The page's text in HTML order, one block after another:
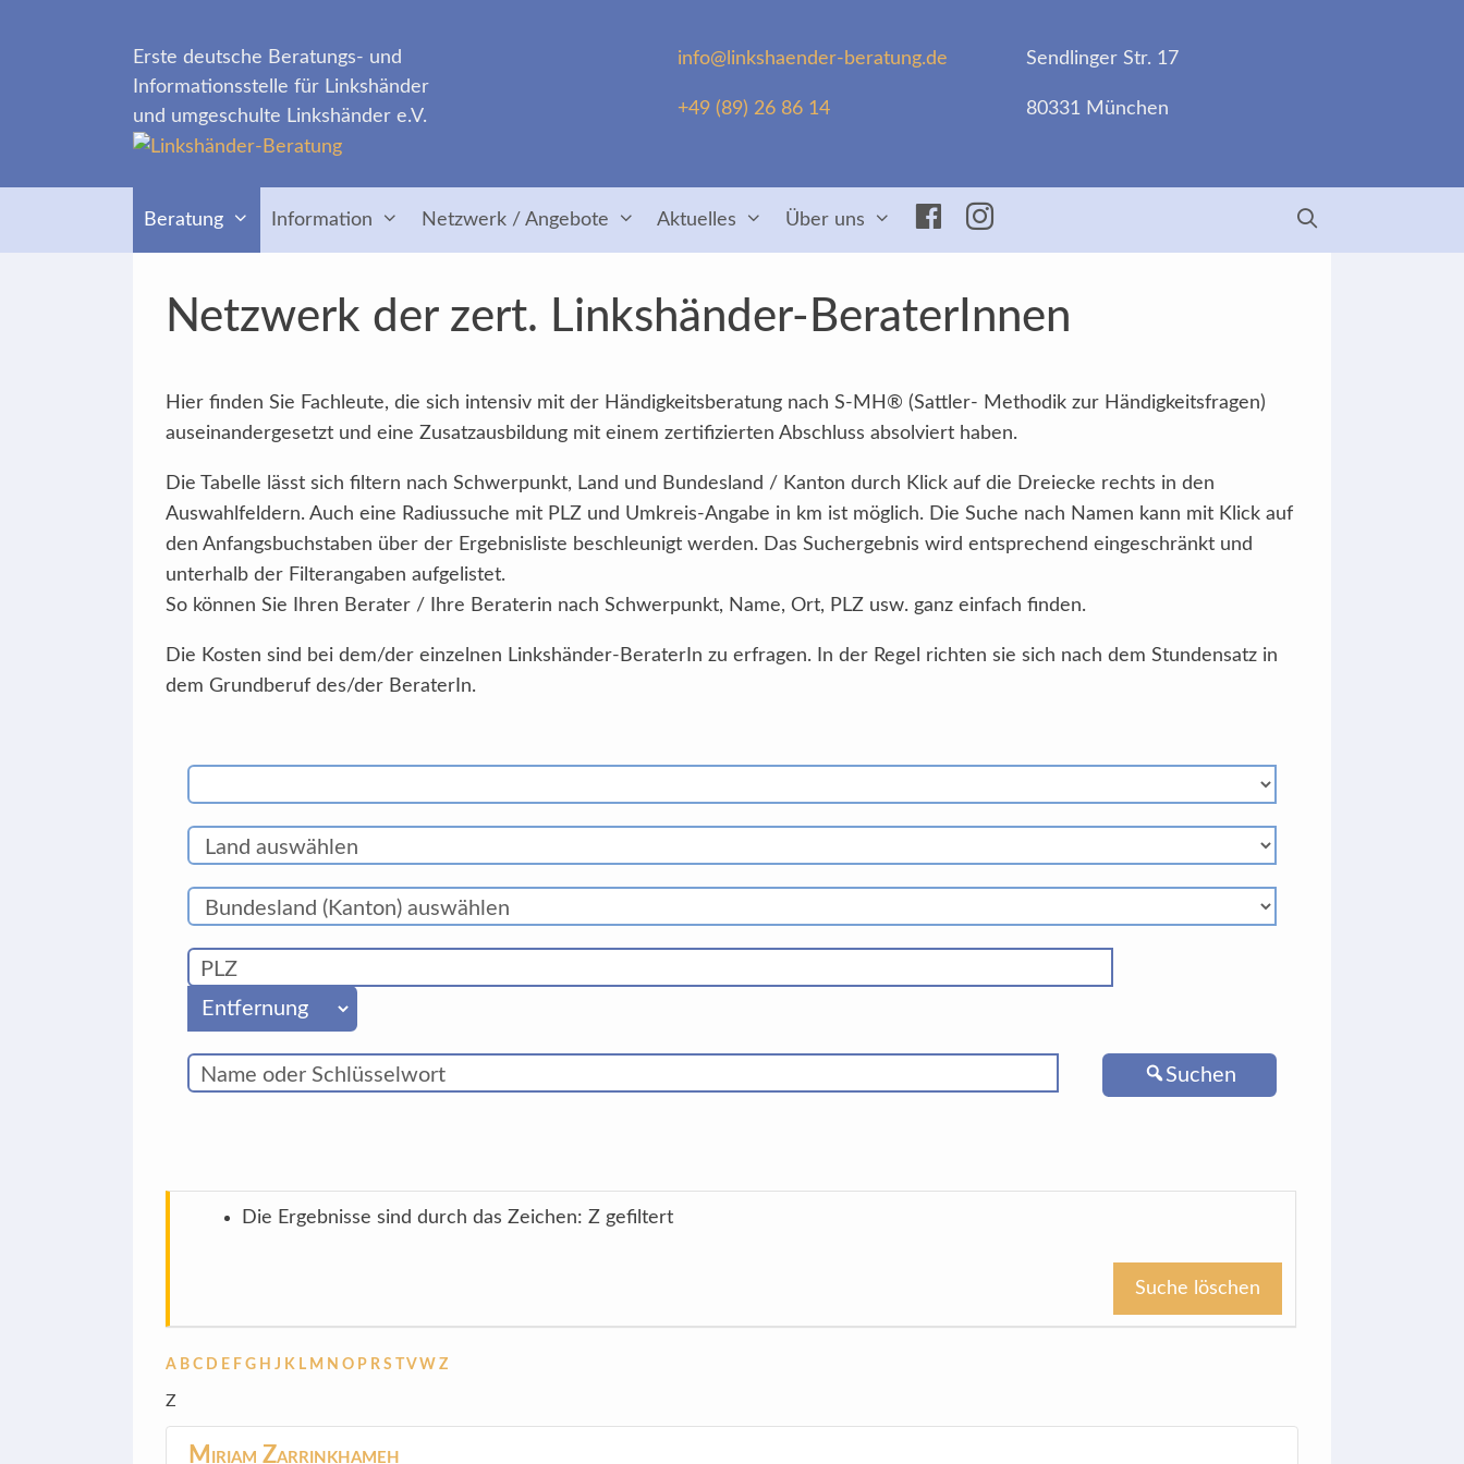
info@linkshaender-beratung.de
+49 (89) 26 86 14
Sendlinger Str. 17
80331 München
Erste deutsche Beratungs- und
Informationsstelle für Linkshänder
und umgeschulte Linkshänder e.V.
Beratung Information Netzwerk / Angebote Aktuelles Über uns Facebook
Insta
Netzwerk der zert. Linkshänder-BeraterInnen
Hier finden Sie Fachleute, die sich intensiv mit der Händigkeitsberatung nach S-MH® (Sattler- Methodik zur Händigkeitsfragen)
auseinandergesetzt und eine Zusatzausbildung mit einem zertifizierten Abschluss absolviert haben.
Die Tabelle lässt sich filtern nach Schwerpunkt, Land und Bundesland / Kanton durch Klick auf die Dreiecke rechts in den
Auswahlfeldern. Auch eine Radiussuche mit PLZ und Umkreis-Angabe in km ist möglich. Die Suche nach Namen kann mit Klick auf
den Anfangsbuchstaben über der Ergebnisliste beschleunigt werden. Das Suchergebnis wird entsprechend eingeschränkt und
unterhalb der Filterangaben aufgelistet.
So können Sie Ihren Berater / Ihre Beraterin nach Schwerpunkt, Name, Ort, PLZ usw. ganz einfach finden.
Die Kosten sind bei dem/der einzelnen Linkshänder-BeraterIn zu erfragen. In der Regel richten sie sich nach dem Stundensatz in
dem Grundberuf des/der BeraterIn.
Suchen
Die Ergebnisse sind durch das Zeichen: Z gefiltert
Suche löschen
A B C D E F G H J K L M N O P R S V W Z
Z
Miriam Zarrinkhameh